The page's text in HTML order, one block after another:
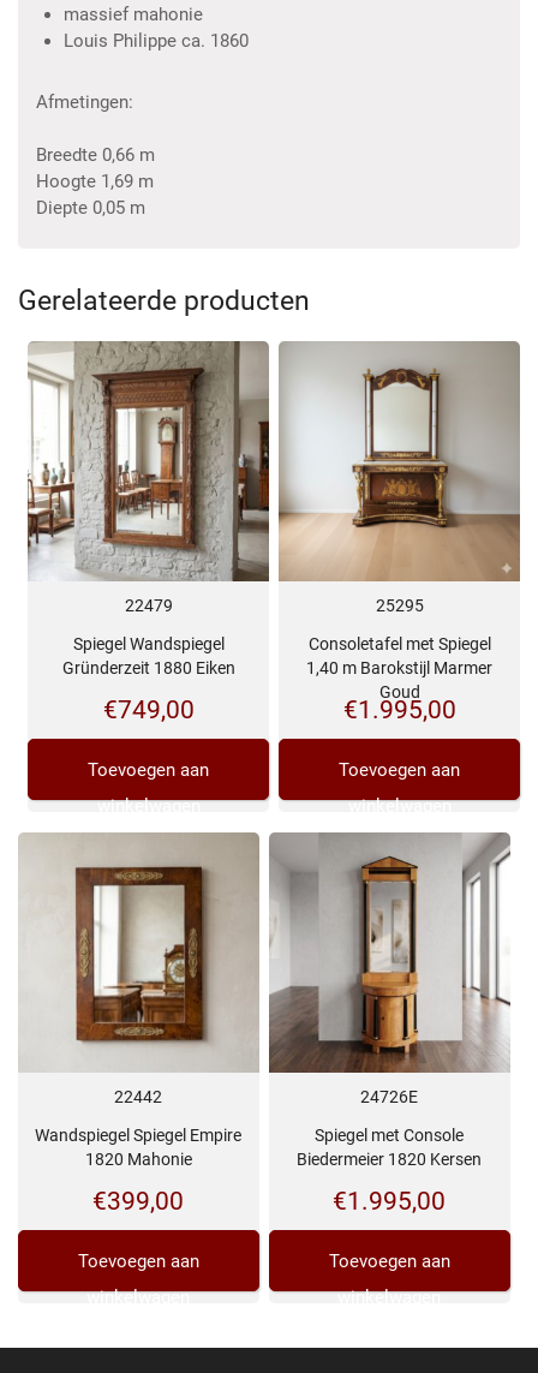
massief mahonie
Louis Philippe ca. 1860
Afmetingen:
Breedte 0,66 m
Hoogte 1,69 m
Diepte 0,05 m
Gerelateerde producten
22479
Spiegel Wandspiegel
Gründerzeit 1880 Eiken
€749,00
Toevoegen aan
winkelwagen
25295
Consoletafel met Spiegel
1,40 m Barokstijl Marmer
Goud
€1.995,00
Toevoegen aan
winkelwagen
22442
Wandspiegel Spiegel Empire
1820 Mahonie
€399,00
Toevoegen aan
winkelwagen
24726E
Spiegel met Console
Biedermeier 1820 Kersen
€1.995,00
Toevoegen aan
winkelwagen